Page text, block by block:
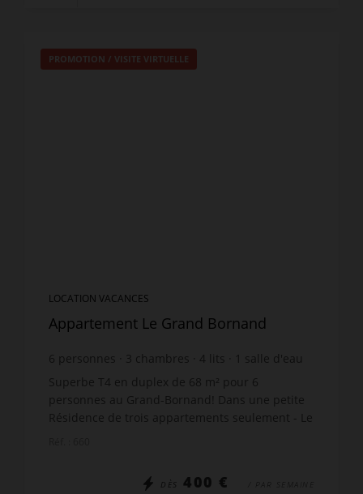
PROMOTION / VISITE VIRTUELLE
LOCATION VACANCES
Appartement Le Grand Bornand
6 personnes 3 chambres 4 lits
salle d'eau
salle de bain
Superbe T4 en duplex de 68 m² pour 6
personnes au Grand-Bornand! Dans une petite
Résidence de trois appartements seulement - Le
DÈS 400 € / PAR SEMAINE